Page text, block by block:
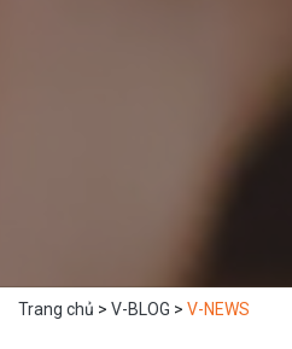
Trang chủ > V-BLOG > V-NEWS